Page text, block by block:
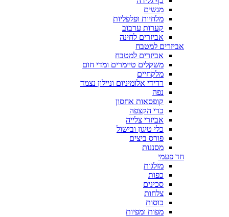
מגשים
מלחיות ופלפליות
קערות ערבוב
אביזרים לחינה
אביזרים למטבח
אביזרים למטבח
משקלים טיימרים ומדי חום
מלקחיים
רדידי אלומיניום וניילון נצמד
נפה
קופסאות אחסון
כדי הקצפה
אביזרי צלייה
כלי טיגון ובישול
פורס ביצים
מסננות
חד פעמי
מזלגות
כפות
סכינים
צלחות
כוסות
מפות ומפיות